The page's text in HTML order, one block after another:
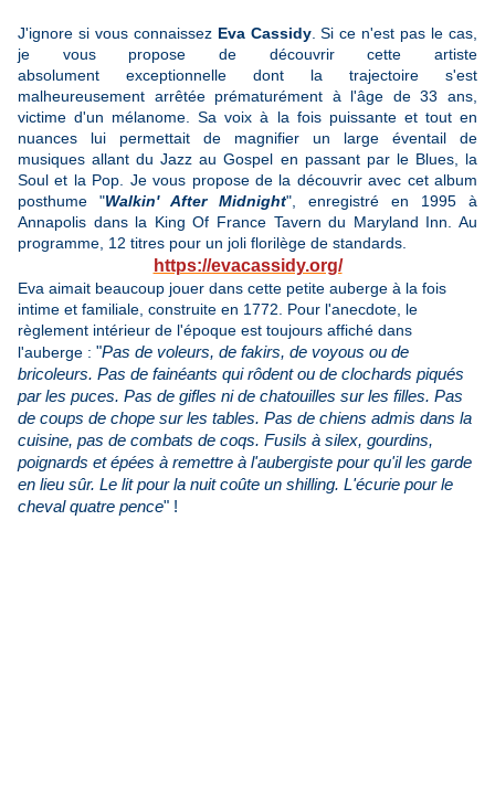
J'ignore si vous connaissez Eva Cassidy. Si ce n'est pas le cas,
je vous propose de découvrir cette artiste
absolument exceptionnelle dont la trajectoire s'est
malheureusement arrêtée prématurément à l'âge de 33 ans,
victime d'un mélanome. Sa voix à la fois puissante et tout en
nuances lui permettait de magnifier un large éventail de
musiques allant du Jazz au Gospel en passant par le Blues, la
Soul et la Pop. Je vous propose de la découvrir avec cet album
posthume "Walkin' After Midnight", enregistré en 1995 à
Annapolis dans la King Of France Tavern du Maryland Inn. Au
programme, 12 titres pour un joli florilège de standards.
https://evacassidy.org/
Eva aimait beaucoup jouer dans cette petite auberge à la fois
intime et familiale, construite en 1772. Pour l'anecdote, le
règlement intérieur de l'époque est toujours affiché dans
l'auberge : "Pas de voleurs, de fakirs, de voyous ou de
bricoleurs. Pas de fainéants qui rôdent ou de clochards piqués
par les puces. Pas de gifles ni de chatouilles sur les filles. Pas
de coups de chope sur les tables. Pas de chiens admis dans la
cuisine, pas de combats de coqs. Fusils à silex, gourdins,
poignards et épées à remettre à l'aubergiste pour qu'il les garde
en lieu sûr. Le lit pour la nuit coûte un shilling. L'écurie pour le
cheval quatre pence" !